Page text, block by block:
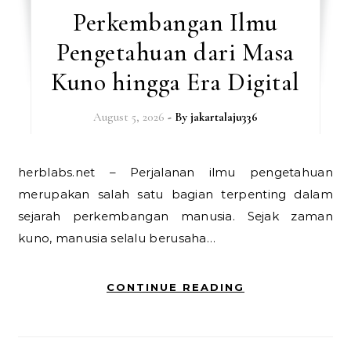
Perkembangan Ilmu
Pengetahuan dari Masa
Kuno hingga Era Digital
August 5, 2026 - By jakartalaju336
herblabs.net – Perjalanan ilmu pengetahuan
merupakan salah satu bagian terpenting dalam
sejarah perkembangan manusia. Sejak zaman
kuno, manusia selalu berusaha…
CONTINUE READING